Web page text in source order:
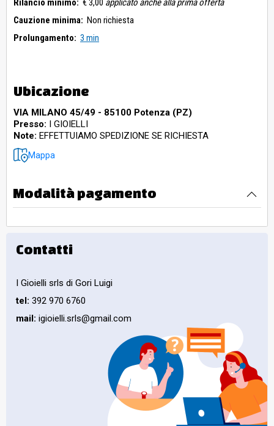
Rilancio minimo: € 3,00 applicato anche alla prima offerta
Cauzione minima: Non richiesta
Prolungamento: 3 min
Ubicazione
VIA MILANO 45/49 - 85100 Potenza (PZ)
Presso: I GIOIELLI
Note: EFFETTUIAMO SPEDIZIONE SE RICHIESTA
Mappa
Modalità pagamento
Contatti
I Gioielli srls di Gori Luigi
tel: 392 970 6760
mail: igioielli.srls@gmail.com